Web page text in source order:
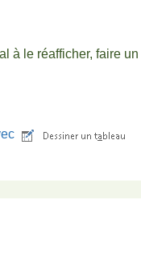
à le réafficher, faire un